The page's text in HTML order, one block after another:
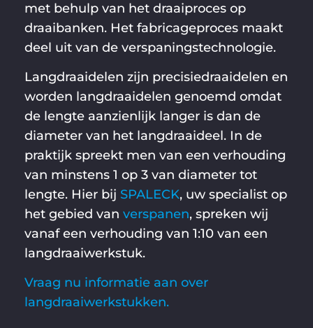
met behulp van het draaiproces op
draaibanken. Het fabricageproces maakt
deel uit van de verspaningstechnologie.
Langdraaidelen zijn precisiedraaidelen en
worden langdraaidelen genoemd omdat
de lengte aanzienlijk langer is dan de
diameter van het langdraaideel. In de
praktijk spreekt men van een verhouding
van minstens 1 op 3 van diameter tot
lengte. Hier bij SPALECK, uw specialist op
het gebied van verspanen, spreken wij
vanaf een verhouding van 1:10 van een
langdraaiwerkstuk.
Vraag nu informatie aan over
langdraaiwerkstukken.